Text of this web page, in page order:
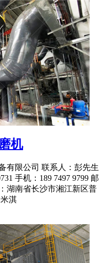
机
有限公司 联系人：彭先生
手机：189 7497 9799 邮
湖南省长沙市湘江新区普
淇